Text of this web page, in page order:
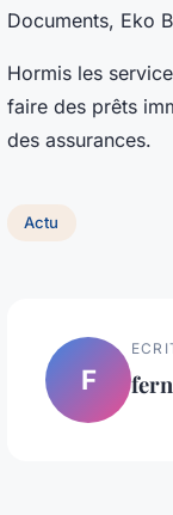
Documents, Eko
Hormis les
faire des prêts
des assurances.
Actu
F